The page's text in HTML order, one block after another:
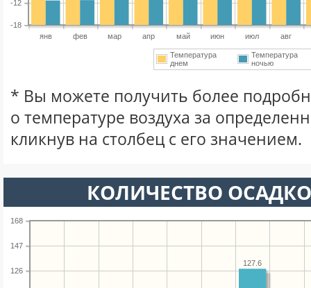
янв фев мар апр май июн июл авг
-18
-12
Температура
днем
Температура
ночью
* Вы можете получить более
о температуре воздуха за
кликнув на столбец с его значением.
КОЛИЧЕСТВО
126
147
168
127.6